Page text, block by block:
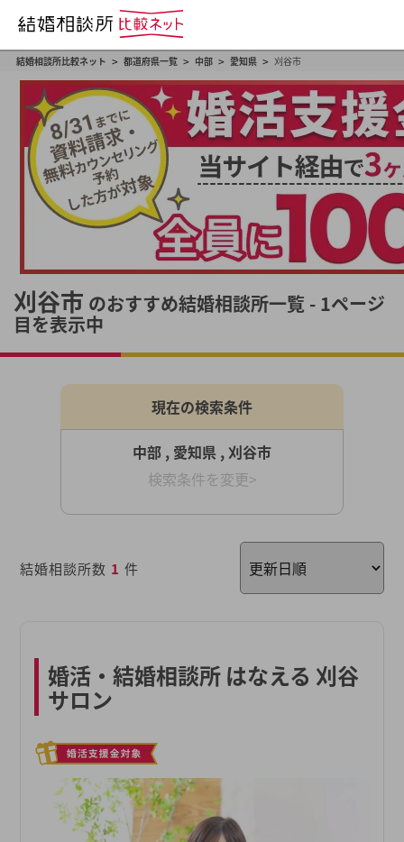
結婚相談所比較ネット > 都道府県一覧 > 中部 > 愛知県 > 刈谷市
刈谷市 のおすすめ結婚相談所一覧 - 1ページ
目を表示中
現在の検索条件
中部 , 愛知県 , 刈谷市
検索条件を変更>
結婚相談所数 1 件
婚活・結婚相談所 はなえる 刈谷
サロン